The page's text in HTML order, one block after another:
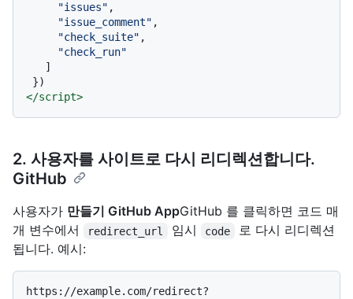
"issues" ,
"issue_comment" ,
"check_suite" ,
"check_run"
</script>
2. 사용자를 사이트로 다시 리디렉션합니다.
GitHub
사용자가 만들기 GitHub AppGitHub 를 클릭하면 코드 매
개 변수에서
redirect_url 임시 code
로 다시 리디렉션
됩니다. 예시:
https://example.com/redirect?